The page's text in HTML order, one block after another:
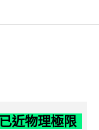
近物理極限